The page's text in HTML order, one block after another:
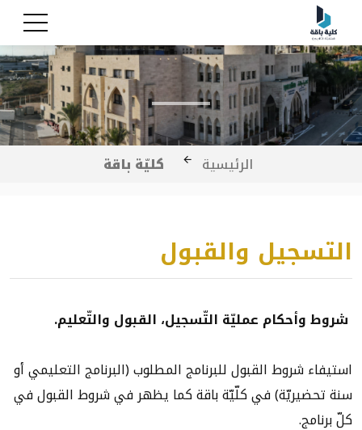
الرئيسية كليّة باقة
التسجيل والقبول
شروط وأحكام عمليّة التّسجيل، القبول والتّعليم.
استيفاء شروط القبول للبرنامج المطلوب (البرنامج التعليمي أو
سنة تحضيريّة) في كلّيّة باقة كما يظهر في شروط القبول في
كلّ برنامج.